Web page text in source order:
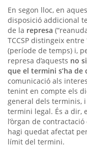
En segon lloc, en
disposició addicional
de la represa
TCCSP distingeix
(període de temps) i,
represa d’aquests no
que el termini s’ha
comunicació als
tenint en compte els
general dels terminis,
termini legal. És a dir,
l’òrgan de contractació
hagi quedat afectat
límit del termini.